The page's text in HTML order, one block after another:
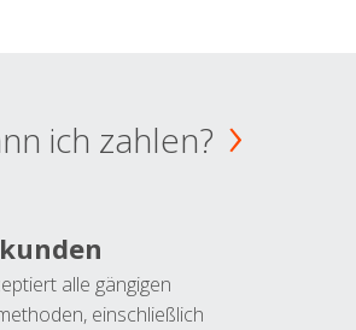
ich zahlen?
alle gängigen
einschließlich